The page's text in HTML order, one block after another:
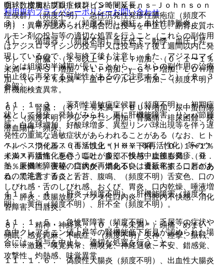
血球数増加、プロトロンビン時間延長。
３）． 血管障害：（頻度不明）潮紅、血栓性静脈炎。
４）． 循環器：（頻度不明）血圧低下、動悸、血圧上昇。
５）． 肝臓：（１％以上＊）ＡＬＴ増加、（０．１〜１％
未満＊）ＡＳＴ増加、ＡＬＰ増加、γ−ＧＴＰ増加、ＬＤＨ増
加、（０．１％未満＊）血中ビリルビン増加、（頻度不明）
肝機能検査異常。
６）． 腎臓：（０．１％未満＊）ＢＵＮ増加、尿中蛋白陽
性、（頻度不明）クレアチニン増加、腎臓痛、排尿困難、尿
潜血陽性、頻尿。
７）． 消化器：（１％以上＊）※※下痢、（０．１〜１％
未満＊）腹痛、悪心、嘔吐、腹部不快感、腹部膨満、（０．
１％未満＊）便秘、口内炎、消化不良、食欲不振、口唇のあ
れ、黒毛舌、舌炎、舌苔、腹鳴、（頻度不明）舌変色、口の
しびれ感・舌のしびれ感、おくび、胃炎、口内乾燥、唾液増
加、膵炎、鼓腸放屁、アフタ性口内炎、口腔内不快感、消化
管障害、口唇炎。
８）． 精神・神経系：（０．１％未満＊）頭痛、めまい、
傾眠、感覚鈍麻、不眠症、（頻度不明）失神、痙攣、振戦、
※※※激越、嗅覚異常、無嗅覚、神経過敏、不安、錯感覚、
攻撃性、灼熱感、味覚異常。
明）、皮膚粘膜眼症候群（Ｓｔｅｖｅｎｓ−Ｊｏｈｎｓｏｎ
症候群）（頻度不明）、急性汎発性発疹性膿疱症（頻度不
明）：異常が認められた場合には投与を中止し、副腎皮質ホ
ルモン剤の投与等の適切な処置を行うこと（これらの副作用
はアジスロマイシンの投与中又は投与終了後１週間以内に発
現しているので、投与終了後も注意し、また、アジスロマイ
シンは組織内半減期が長いことから、これらの副作用の治療
中止後に再発する可能性があるので注意すること）〔８．３
参照〕。
１１．１．３． 薬剤性過敏症症候群（頻度不明）：初期症
状として発疹、発熱がみられ、更に肝機能障害、リンパ節腫
脹、白血球増加、好酸球増多、異型リンパ球出現等を伴う遅
発性の重篤な過敏症状があらわれることがある（なお、ヒト
ヘルペスウイルス６再活性化（ＨＨＶ−６再活性化）等のウ
イルス再活性化を伴うことが多く、投与中止後も発疹、発
熱、肝機能障害等の症状が再燃あるいは遷延化することがあ
るので注意すること）。
１１．１．４． 肝炎（頻度不明）、肝機能障害（頻度不
明）、黄疸（頻度不明）、肝不全（頻度不明）。
１１．１．５． 急性腎障害（頻度不明）：乏尿等の症状や
血中クレアチニン値上昇等の腎機能低下所見が認められた場
合には、投与を中止し、適切な処置を行うこと。
１１．１．６． 偽膜性大腸炎（頻度不明）、出血性大腸炎
利用規約プライバシーポリシーお問い合わせ